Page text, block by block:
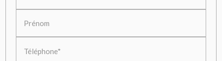
Prénom
Téléphone*